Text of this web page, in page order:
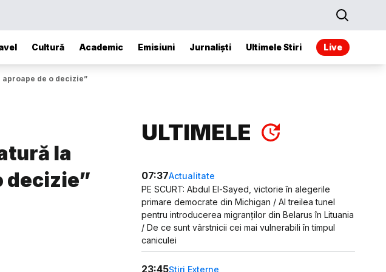
Cultură Academic Emisiuni Jurnaliști Ultimele Stiri Live
de o decizie”
la
decizie”
ULTIMELE
07:37Actualitate
PE SCURT: Abdul El-Sayed, victorie în alegerile
primare democrate din Michigan / Al treilea tunel
pentru introducerea migranților din Belarus în Lituania
/ De ce sunt vârstnicii cei mai vulnerabili în timpul
caniculei
23:45Știri Externe